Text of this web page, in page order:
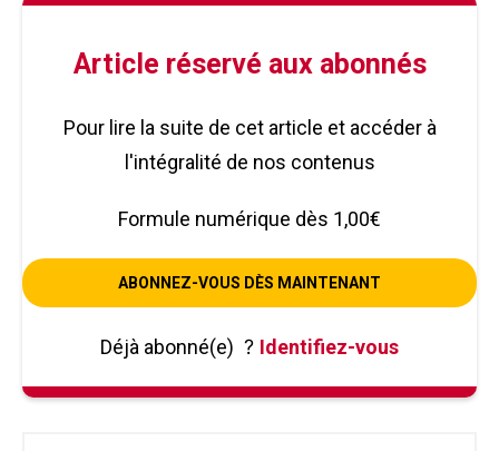
Article réservé aux abonnés
Pour lire la suite de cet article et accéder à
l'intégralité de nos contenus
Formule numérique dès 1,00€
ABONNEZ-VOUS DÈS MAINTENANT
Déjà abonné(e) ? Identifiez-vous